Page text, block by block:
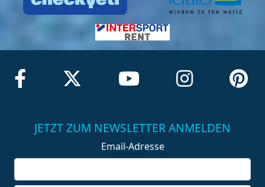
JETZT ZUM NEWSLETTER ANMELDEN
Email-Adresse